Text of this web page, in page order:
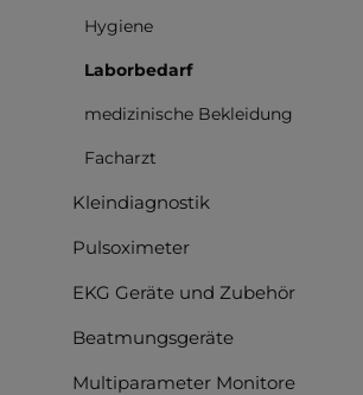
Hygiene
Laborbedarf
medizinische Bekleidung
Facharzt
Kleindiagnostik
Pulsoximeter
EKG Geräte und Zubehör
Beatmungsgeräte
Multiparameter Monitore